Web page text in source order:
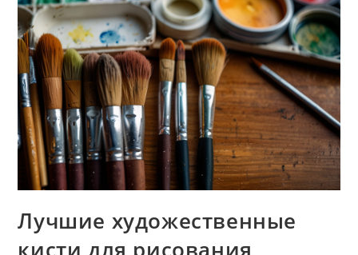
Лучшие художественные
кисти для рисования